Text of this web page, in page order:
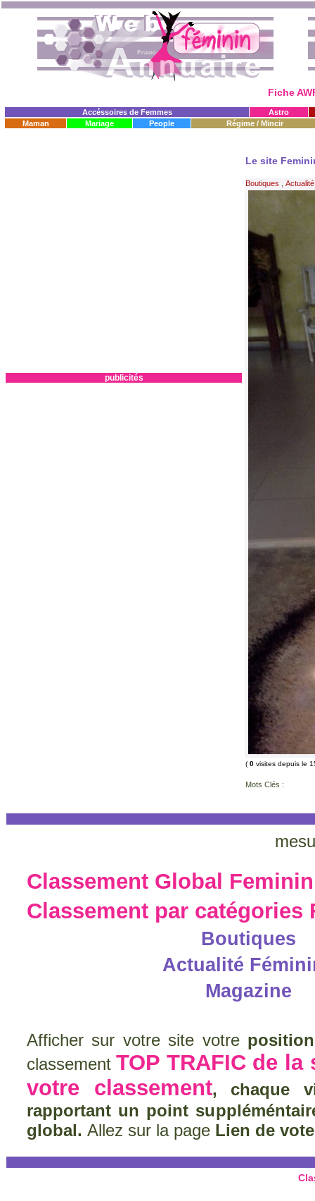
Fiche
Accéssoires de Femmes
Astro
Maman
Mariage People Régime / Mincir
publicités
Le site
Boutiques
( 0 visites depuis le
Mots Clés :
Classement Global Feminin
Classement par catégories
Boutiques
Actualité
Magazine
Afficher sur votre site votre
classementTOP TRAFIC de la
votre classement, chaque
rapportant un point
global. Allez sur la page Lien de vote